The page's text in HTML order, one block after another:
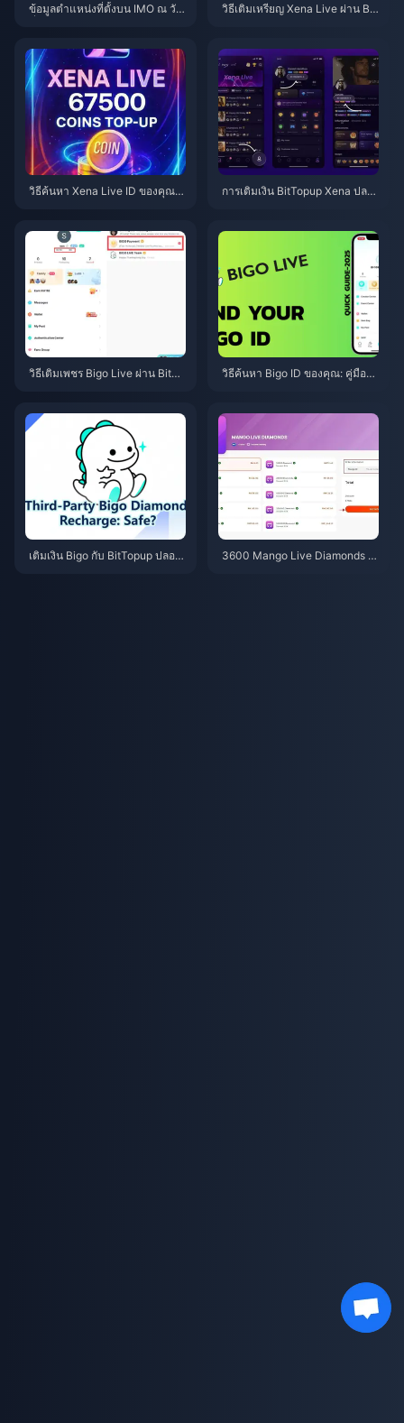
ข้อมูลตำแหน่งที่ตั้งบน IMO ณ วัน
วิธีเติมเหรียญ Xena Live ผ่าน Bit
วิธีค้นหา Xena Live ID ของคุณ:
การเติมเงิน BitTopup Xena ปลอ
วิธีเติมเพชร Bigo Live ผ่าน BitTo
วิธีค้นหา Bigo ID ของคุณ: คู่มือขั้
เติมเงิน Bigo กับ BitTopup ปลอด
3600 Mango Live Diamonds ใ